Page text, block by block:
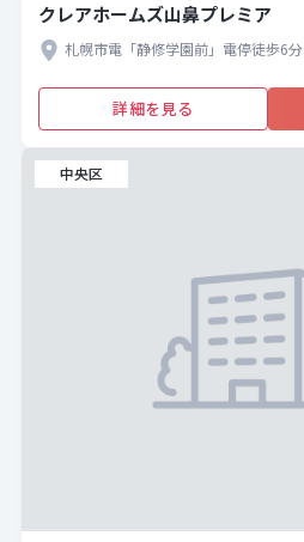
クレアホームズ山鼻プレミア
札幌市電「静修学園前」電停徒歩6分
詳細を見る
中央区